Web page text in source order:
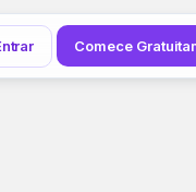
Comece